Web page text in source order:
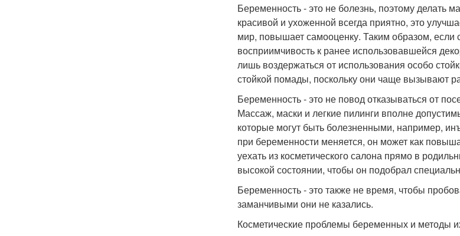
Беременность - это не болезнь, поэтому делать
красивой и ухоженной всегда приятно, это
мир, повышает самооценку. Таким образом,
восприимчивость к ранее использовавшейся
лишь воздержаться от использования особо
стойкой помады, поскольку они чаще вызывают
Беременность - это не повод отказываться от
Массаж, маски и легкие пилинги вполне
которые могут быть болезненными, например,
при беременности меняется, он может как
уехать из косметического салона прямо в
высокой состоянии, чтобы он подобрал
Беременность - это также не время, чтобы
заманчивыми они не казались.
Косметические проблемы беременных и методы